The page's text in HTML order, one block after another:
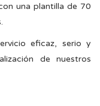
una plantilla de 70
eficaz, serio y
de nuestros